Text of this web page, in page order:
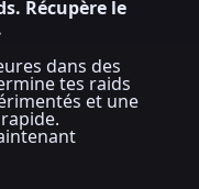
Récupère le
dans des
tes raids
et une